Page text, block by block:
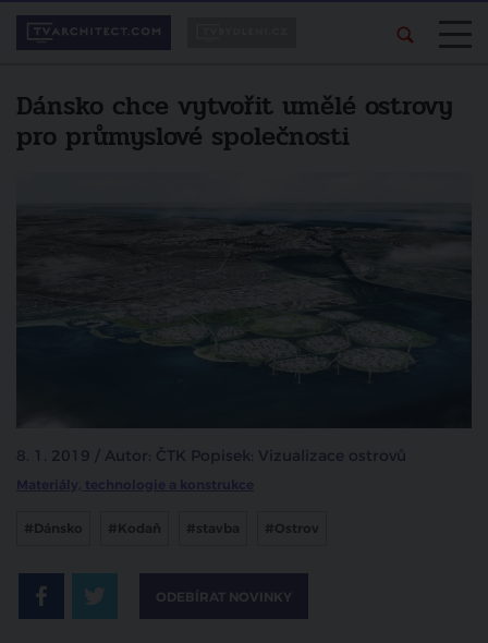
Dánsko chce vytvořit umělé ostrovy
pro průmyslové společnosti
8. 1. 2019 / Autor: ČTK Popisek: Vizualizace ostrovů
Materiály, technologie a konstrukce
#Dánsko #Kodaň #stavba #Ostrov
ODEBÍRAT NOVINKY